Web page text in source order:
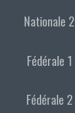
Nationale 2
Fédérale 1
Fédérale 2